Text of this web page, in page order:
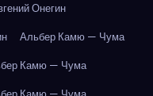
Онегин
Альбер Камю — Чума
Камю — Чума